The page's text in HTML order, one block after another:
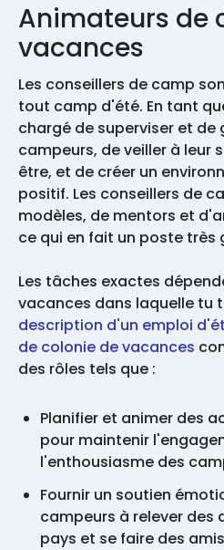
Animateurs de
vacances
Les conseillers de camp
tout camp d'été. En tant
chargé de superviser et de
campeurs, de veiller à leur
être, et de créer un
positif. Les conseillers de
modèles, de mentors et
ce qui en fait un poste très
Les tâches exactes
vacances dans laquelle tu
description d'un emploi
de colonie de vacances
des rôles tels que :
Planifier et animer des
pour maintenir
l'enthousiasme des
Fournir un soutien
campeurs à relever des
pays et se faire des